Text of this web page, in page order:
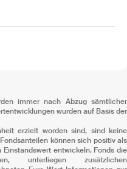
immer nach Abzug sämtlicher
wurden auf Basis der
erzielt worden sind, sind keine
können sich positiv als
entwickeln. Fonds die
unterliegen zusätzlichen